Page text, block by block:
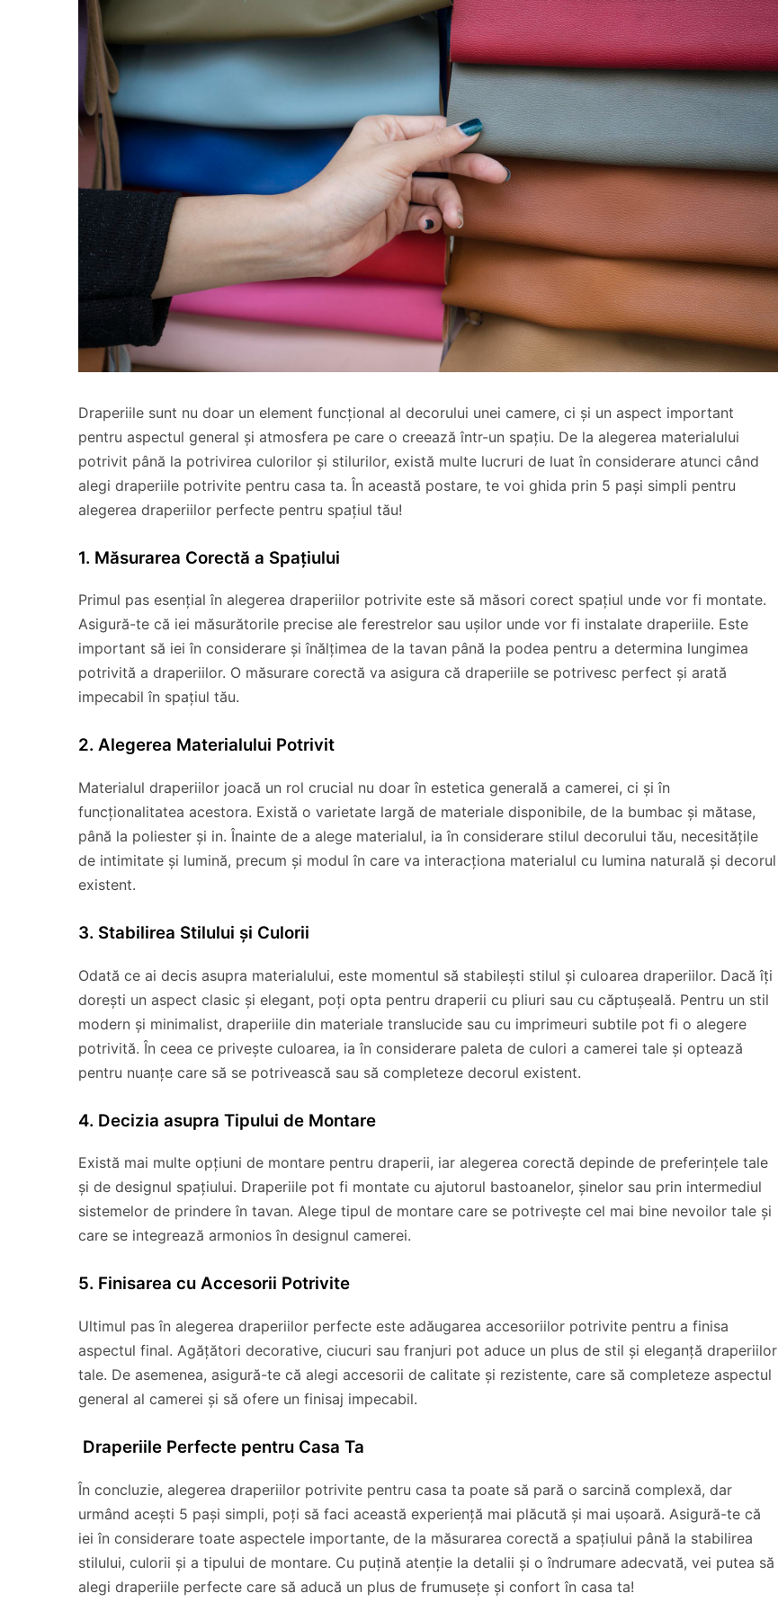
Draperiile sunt nu doar un element funcțional al decorului unei camere, ci și un aspect important
pentru aspectul general și atmosfera pe care o creează într-un spațiu. De la alegerea materialului
potrivit până la potrivirea culorilor și stilurilor, există multe lucruri de luat în considerare atunci când
alegi draperiile potrivite pentru casa ta. În această postare, te voi ghida prin 5 pași simpli pentru
alegerea draperiilor perfecte pentru spațiul tău!
1. Măsurarea Corectă a Spațiului
Primul pas esențial în alegerea draperiilor potrivite este să măsori corect spațiul unde vor fi montate.
Asigură-te că iei măsurătorile precise ale ferestrelor sau ușilor unde vor fi instalate draperiile. Este
important să iei în considerare și înălțimea de la tavan până la podea pentru a determina lungimea
potrivită a draperiilor. O măsurare corectă va asigura că draperiile se potrivesc perfect și arată
impecabil în spațiul tău.
2. Alegerea Materialului Potrivit
Materialul draperiilor joacă un rol crucial nu doar în estetica generală a camerei, ci și în
funcționalitatea acestora. Există o varietate largă de materiale disponibile, de la bumbac și mătase,
până la poliester și in. Înainte de a alege materialul, ia în considerare stilul decorului tău, necesitățile
de intimitate și lumină, precum și modul în care va interacționa materialul cu lumina naturală și decorul
existent.
3. Stabilirea Stilului și Culorii
Odată ce ai decis asupra materialului, este momentul să stabilești stilul și culoarea draperiilor. Dacă îți
dorești un aspect clasic și elegant, poți opta pentru draperii cu pliuri sau cu căptușeală. Pentru un stil
modern și minimalist, draperiile din materiale translucide sau cu imprimeuri subtile pot fi o alegere
potrivită. În ceea ce privește culoarea, ia în considerare paleta de culori a camerei tale și optează
pentru nuanțe care să se potrivească sau să completeze decorul existent.
4. Decizia asupra Tipului de Montare
Există mai multe opțiuni de montare pentru draperii, iar alegerea corectă depinde de preferințele tale
și de designul spațiului. Draperiile pot fi montate cu ajutorul bastoanelor, șinelor sau prin intermediul
sistemelor de prindere în tavan. Alege tipul de montare care se potrivește cel mai bine nevoilor tale și
care se integrează armonios în designul camerei.
5. Finisarea cu Accesorii Potrivite
Ultimul pas în alegerea draperiilor perfecte este adăugarea accesoriilor potrivite pentru a finisa
aspectul final. Agățători decorative, ciucuri sau franjuri pot aduce un plus de stil și eleganță draperiilor
tale. De asemenea, asigură-te că alegi accesorii de calitate și rezistente, care să completeze aspectul
general al camerei și să ofere un finisaj impecabil.
Draperiile Perfecte pentru Casa Ta
În concluzie, alegerea draperiilor potrivite pentru casa ta poate să pară o sarcină complexă, dar
urmând acești 5 pași simpli, poți să faci această experiență mai plăcută și mai ușoară. Asigură-te că
iei în considerare toate aspectele importante, de la măsurarea corectă a spațiului până la stabilirea
stilului, culorii și a tipului de montare. Cu puțină atenție la detalii și o îndrumare adecvată, vei putea să
alegi draperiile perfecte care să aducă un plus de frumusețe și confort în casa ta!